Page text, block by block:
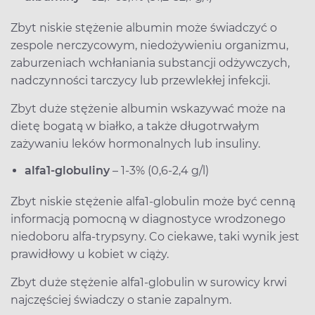
Zbyt niskie stężenie albumin może świadczyć o
zespole nerczycowym, niedożywieniu organizmu,
zaburzeniach wchłaniania substancji odżywczych,
nadczynności tarczycy lub przewlekłej infekcji.
Zbyt duże stężenie albumin wskazywać może na
dietę bogatą w białko, a także długotrwałym
zażywaniu leków hormonalnych lub insuliny.
alfa1-globuliny – 1-3% (0,6-2,4 g/l)
Zbyt niskie stężenie alfa1-globulin może być cenną
informacją pomocną w diagnostyce wrodzonego
niedoboru alfa-trypsyny. Co ciekawe, taki wynik jest
prawidłowy u kobiet w ciąży.
Zbyt duże stężenie alfa1-globulin w surowicy krwi
najczęściej świadczy o stanie zapalnym.